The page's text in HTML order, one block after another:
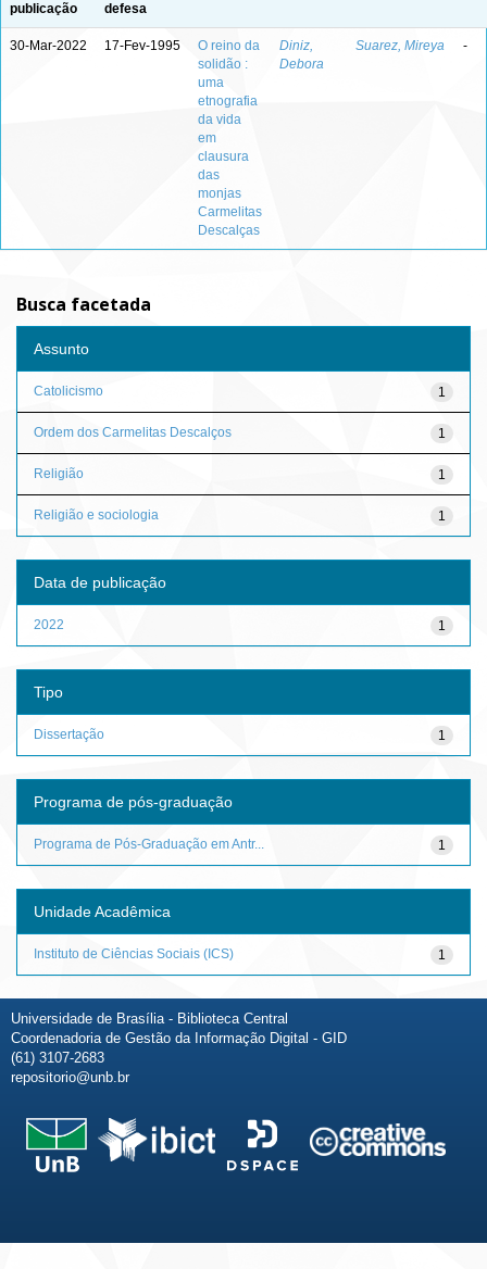
publicação
defesa
30-Mar-2022 17-Fev-1995
O reino da
solidão :
uma
etnografia
da vida
em
clausura
das
monjas
Carmelitas
Descalças
Diniz,
Debora
Suarez, Mireya -
Busca facetada
Assunto
1
Catolicismo
1
Ordem dos Carmelitas Descalços
1
Religião
1
Religião e sociologia
Data de publicação
1
2022
Tipo
1
Dissertação
Programa de pós-graduação
1
Programa de Pós-Graduação em Antr...
Unidade Acadêmica
1
Instituto de Ciências Sociais (ICS)
Universidade de Brasília - Biblioteca Central
Coordenadoria de Gestão da Informação Digital - GID
(61) 3107-2683
repositorio@unb.br